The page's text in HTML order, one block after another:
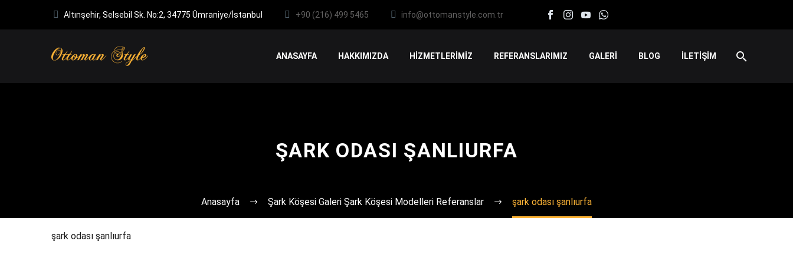
Altınşehir, Selsebil Sk. No:2, 34775 Ümraniye/İstanbul +90 (216) 499 5465 info@ottomanstyle.com.tr
ANASAYFA HAKKIMIZDA HİZMETLERİMİZ REFERANSLARIMIZ GALERİ BLOG İLETİŞİM
ŞARK ODASI ŞANLIURFA
Anasayfa Şark Köşesi Galeri Şark Köşesi Modelleri Referanslar şark odası şanlıurfa
şark odası şanlıurfa